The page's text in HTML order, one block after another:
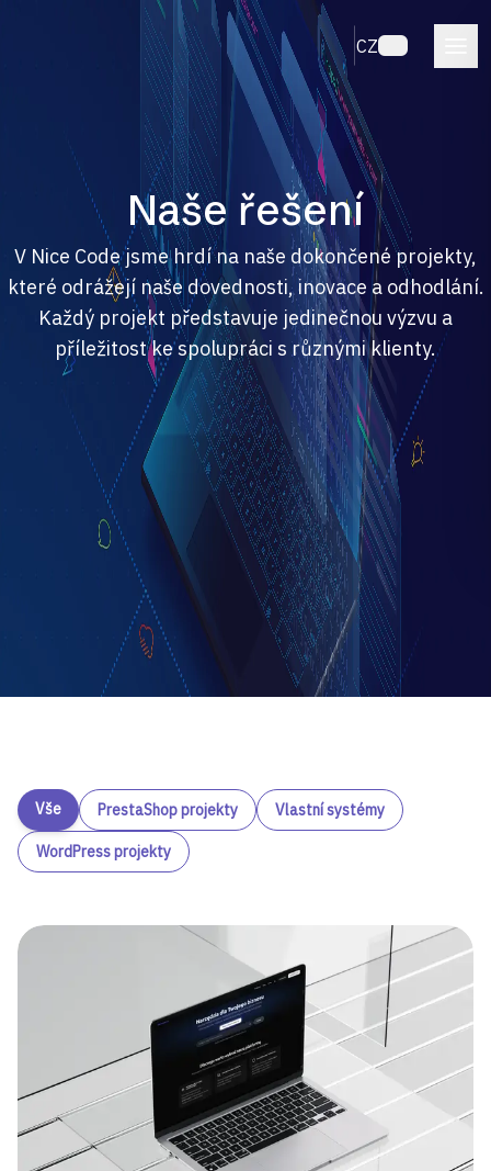
CZ
Naše řešení
V Nice Code jsme hrdí na naše dokončené projekty,
které odrážejí naše dovednosti, inovace a odhodlání.
Každý projekt představuje jedinečnou výzvu a
příležitost ke spolupráci s různými klienty.
Vše PrestaShop projekty Vlastní systémy
WordPress projekty